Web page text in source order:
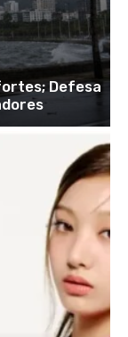
Defesa